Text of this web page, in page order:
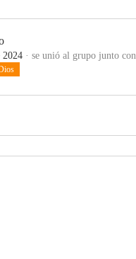
2024 · se unió al grupo junto con